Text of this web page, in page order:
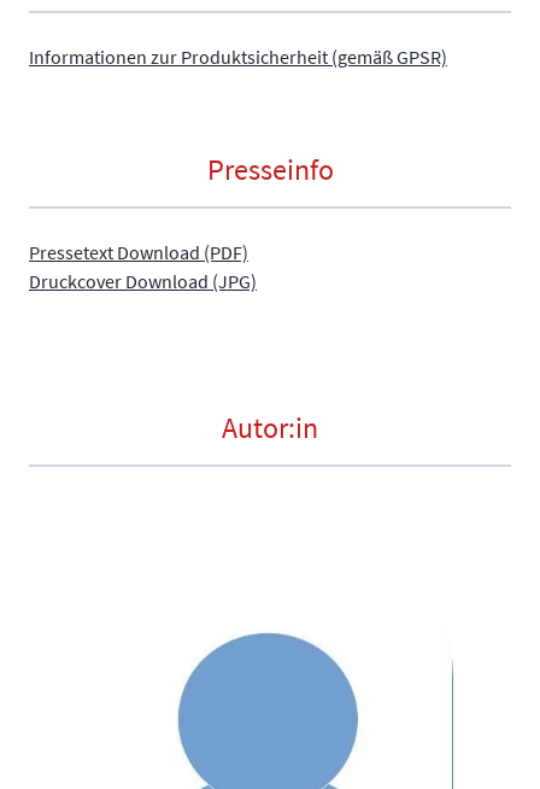
Informationen zur Produktsicherheit (gemäß GPSR)
Presseinfo
Pressetext Download (PDF)
Druckcover Download (JPG)
Autor:in